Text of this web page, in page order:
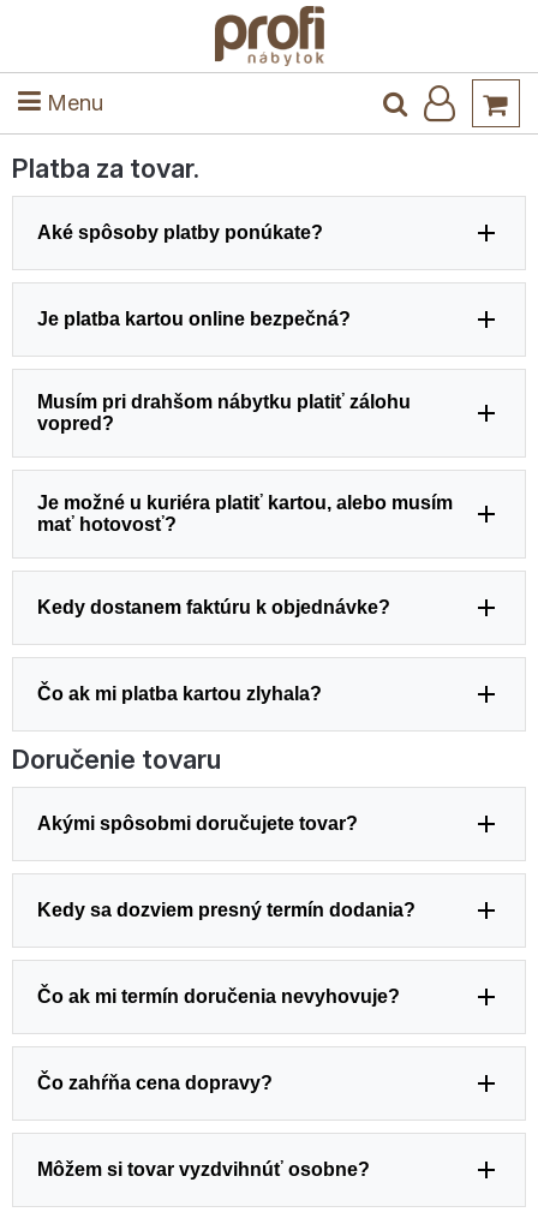
Menu
Kuchyňa a jedáleň
Platba za tovar.
Aké spôsoby platby ponúkate?
Je platba kartou online bezpečná?
Musím pri drahšom nábytku platiť zálohu
vopred?
Je možné u kuriéra platiť kartou, alebo musím
mať hotovosť?
Kedy dostanem faktúru k objednávke?
Čo ak mi platba kartou zlyhala?
Doručenie tovaru
Akými spôsobmi doručujete tovar?
Kedy sa dozviem presný termín dodania?
Čo ak mi termín doručenia nevyhovuje?
Čo zahŕňa cena dopravy?
Môžem si tovar vyzdvihnúť osobne?